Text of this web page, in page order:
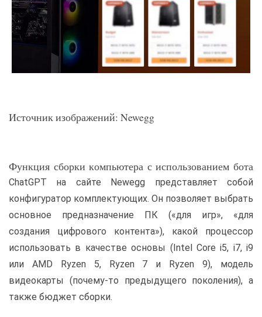
Источник изображений: Newegg
Функция сборки компьютера с использованием бота
ChatGPT на сайте Newegg представляет собой
конфигуратор комплектующих. Он позволяет выбрать
основное предназначение ПК («для игр», «для
создания цифрового контента»), какой процессор
использовать в качестве основы (Intel Core i5, i7, i9
или AMD Ryzen 5, Ryzen 7 и Ryzen 9), модель
видеокарты (почему-то предыдущего поколения), а
также бюджет сборки.